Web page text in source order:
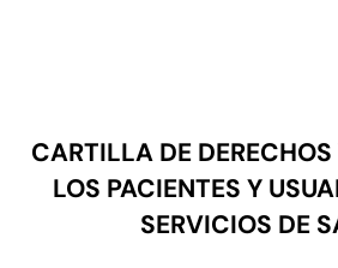
CARTILLA DE DERECHOS
LOS PACIENTES Y
SERVICIOS DE